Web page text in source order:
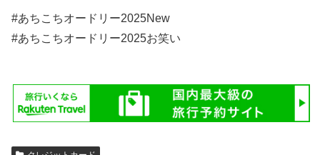
#あちこちオードリー2025New
#あちこちオードリー2025お笑い